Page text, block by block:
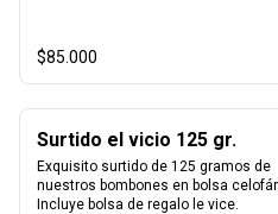
artesanalmente en santiago de chile
con chocolate importado de francia y
bélgica. Te aseguramos que nuestra
selección más fina de bombones
cercanos. Sólo usamos ingredientes
frescos sin aditivos ni preservantes y
todos nuestros productos son  100%
artesanales. Incluye nuestro surtido
$85.000
Surtido el vicio 125 gr.
Exquisito surtido de 125 gramos de
nuestros bombones en bolsa
Incluye bolsa de regalo le vice.